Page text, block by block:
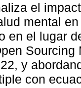
el
mental
en el lugar
y
con